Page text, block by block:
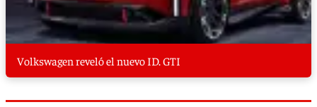
Volkswagen reveló el nuevo ID. GTI